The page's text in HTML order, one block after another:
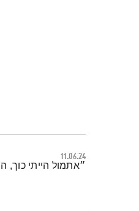
11.06.24
תמצית
״אתמול הייתי כוך,